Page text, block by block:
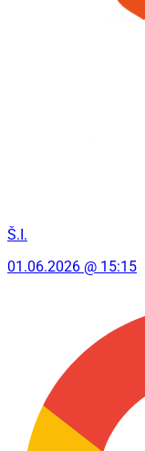
Š.I.
01.06.2026 @ 15:15